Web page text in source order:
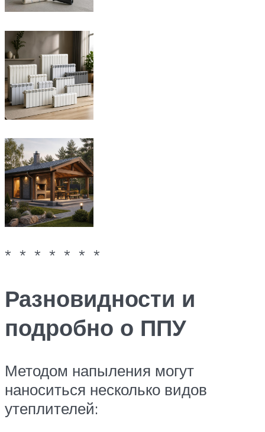
* * * * * * *
Разновидности и
подробно о ППУ
Методом напыления могут
наноситься несколько видов
утеплителей: